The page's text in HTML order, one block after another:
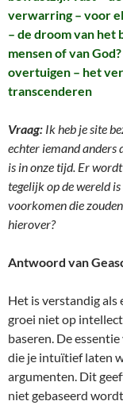
verwarring – voor
– de droom van het
mensen of van
overtuigen – het
transcenderen
Vraag: Ik heb je site
echter iemand anders
is in onze tijd. Er
tegelijk op de wereld
voorkomen die
hierover?
Antwoord van
Het is verstandig
groei niet op
baseren. De
die je intuïtief laten
argumenten. Dit
niet gebaseerd